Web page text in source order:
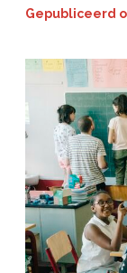
Gepubliceerd